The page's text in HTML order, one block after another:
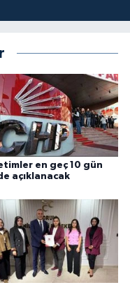
en geç 10 gün
açıklanacak